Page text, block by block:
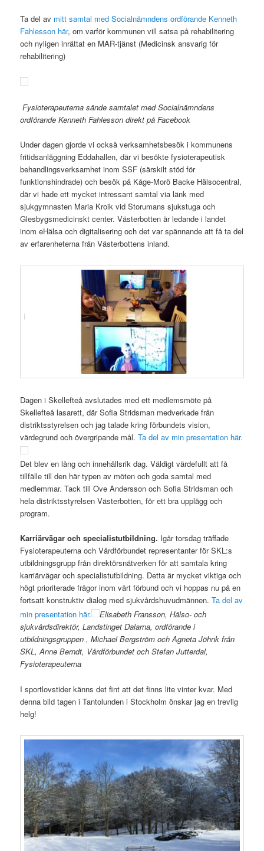
Ta del av mitt samtal med Socialnämndens ordförande Kenneth
Fahlesson här, om varför kommunen vill satsa på rehabilitering
och nyligen inrättat en MAR-tjänst (Medicinsk ansvarig för
rehabilitering)
Fysioterapeuterna sände samtalet med Socialnämndens
ordförande Kenneth Fahlesson direkt på Facebook
Under dagen gjorde vi också verksamhetsbesök i kommunens
fritidsanläggning Eddahallen, där vi besökte fysioterapeutisk
behandlingsverksamhet inom SSF (särskilt stöd för
funktionshindrade) och besök på Kåge-Morö Backe Hälsocentral,
där vi hade ett mycket intressant samtal via länk med
sjukgymnasten Maria Kroik vid Storumans sjukstuga och
Glesbygsmedicinskt center. Västerbotten är ledande i landet
inom eHälsa och digitalisering och det var spännande att få ta del
av erfarenheterna från Västerbottens inland.
Dagen i Skellefteå avslutades med ett medlemsmöte på
Skellefteå lasarett, där Sofia Stridsman medverkade från
distriktsstyrelsen och jag talade kring förbundets vision,
värdegrund och övergripande mål.Ta del av min presentation här.
Det blev en lång och innehållsrik dag. Väldigt värdefullt att få
tillfälle till den här typen av möten och goda samtal med
medlemmar. Tack till Ove Andersson och Sofia Stridsman och
hela distriktsstyrelsen Västerbotten, för ett bra upplägg och
program.
Karriärvägar och specialistutbildning. Igår torsdag träffade
Fysioterapeuterna och Vårdförbundet representanter för SKL:s
utbildningsgrupp från direktörsnätverken för att samtala kring
karriärvägar och specialistutbildning. Detta är mycket viktiga och
högt prioriterade frågor inom vårt förbund och vi hoppas nu på en
fortsatt konstruktiv dialog med sjukvårdshuvudmännen.Ta del av
min presentation här.
Elisabeth Fransson, Hälso- och
sjukvårdsdirektör, Landstinget Dalarna, ordförande i
utbildningsgruppen, Michael Bergström och Agneta Jöhnk från
SKL, Anne Berndt, Vårdförbundet och Stefan Jutterdal,
Fysioterapeuterna
I sportlovstider känns det fint att det finns lite vinter kvar. Med
denna bild tagen i Tantolunden i Stockholm önskar jag en trevlig
helg!